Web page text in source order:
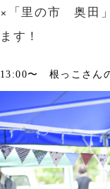
×「里の市 奥田
ます！
13:00〜 根っこさん